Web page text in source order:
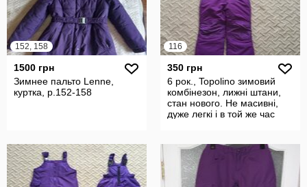
152, 158
1500 грн
Зимнее пальто Lenne,
куртка, р.152-158
116
350 грн
6 рок., Topolino зимовий
комбінезон, лижні штани,
стан нового. Не масивні,
дуже легкі і в той же час